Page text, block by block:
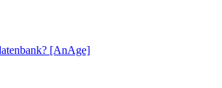
[AnAge]